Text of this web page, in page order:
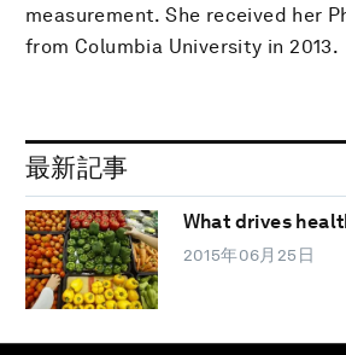
measurement. She received her
from Columbia University in 2013.
最新記事
What drives
2015年06月25日